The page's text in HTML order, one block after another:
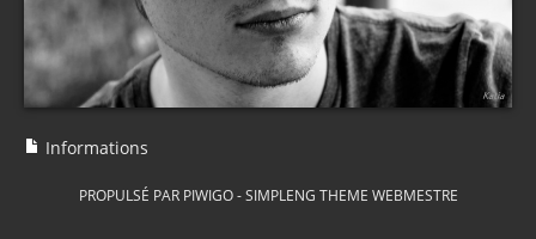
Informations
PROPULSÉ PAR PIWIGO-SIMPLENG THEME WEBMESTRE